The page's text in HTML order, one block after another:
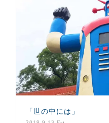
「世の中には」